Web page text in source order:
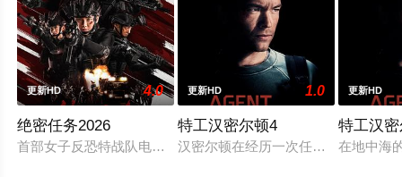
更新HD 4.0
绝密任务2026
首部女子反恐特战队电影，面对恐怖主义恶势力，“最飒女子反
更新HD 1.0
特工汉密尔顿4
汉密尔顿在经历一次任务的严重后
更新HD
特工汉
在地中海